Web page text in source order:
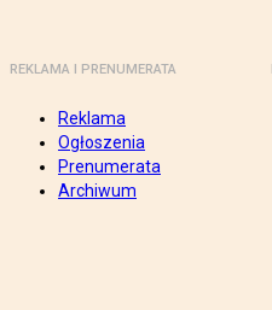
REKLAMA I PRENUMERATA
Reklama
Ogłoszenia
Prenumerata
Archiwum